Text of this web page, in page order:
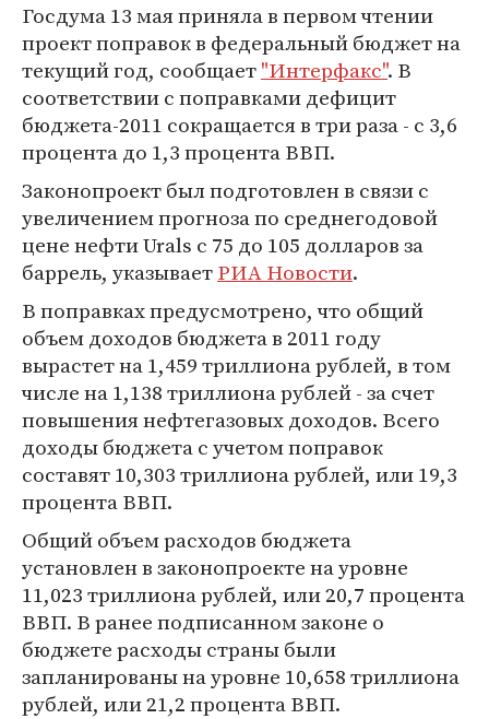
Госдума 13 мая приняла в первом чтении
проект поправок в федеральный бюджет на
текущий год, сообщает"Интерфакс". В
соответствии с поправками дефицит
бюджета-2011 сокращается в три раза - с 3,6
процента до 1,3 процента ВВП.
Законопроект был подготовлен в связи с
увеличением прогноза по среднегодовой
цене нефти Urals с 75 до 105 долларов за
баррель, указываетРИА Новости.
В поправках предусмотрено, что общий
объем доходов бюджета в 2011 году
вырастет на 1,459 триллиона рублей, в том
числе на 1,138 триллиона рублей - за счет
повышения нефтегазовых доходов. Всего
доходы бюджета с учетом поправок
составят 10,303 триллиона рублей, или 19,3
процента ВВП.
Общий объем расходов бюджета
установлен в законопроекте на уровне
11,023 триллиона рублей, или 20,7 процента
ВВП. В ранее подписанном законе о
бюджете расходы страны были
запланированы на уровне 10,658 триллиона
рублей, или 21,2 процента ВВП.